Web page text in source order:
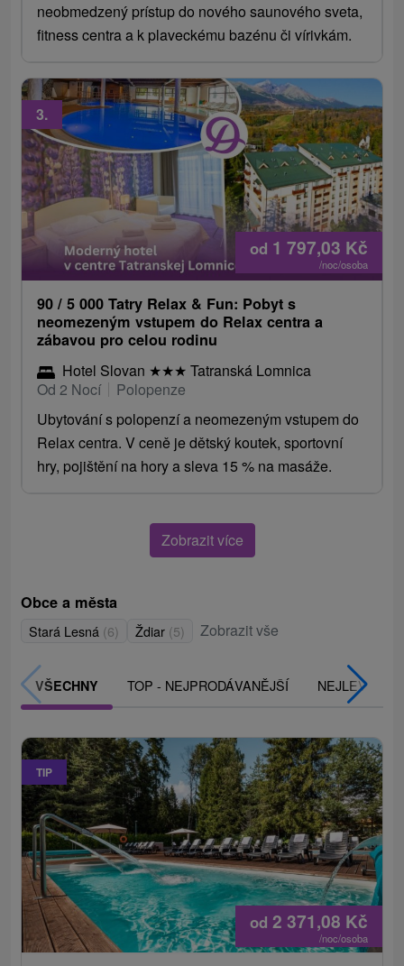
neobmedzený prístup do nového saunového sveta,
fitness centra a k plaveckému bazénu či vírivkám.
od 1 797,03 Kč
/noc/osoba
3.
90 / 5 000 Tatry Relax & Fun: Pobyt s
neomezeným vstupem do Relax centra a
zábavou pro celou rodinu
Hotel Slovan ★★★ Tatranská Lomnica
Od 2 Nocí
Polopenze
Ubytování s polopenzí a neomezeným vstupem do
Relax centra. V ceně je dětský koutek, sportovní
hry, pojištění na hory a sleva 15 % na masáže.
Zobrazit více
Obce a města
Stará Lesná (6) Ždiar (5) Zobrazit vše
VŠECHNY TOP - NEJPRODÁVANĚJŠÍ NEJLEVNĚJŠÍ
TIP
od 2 371,08 Kč
/noc/osoba